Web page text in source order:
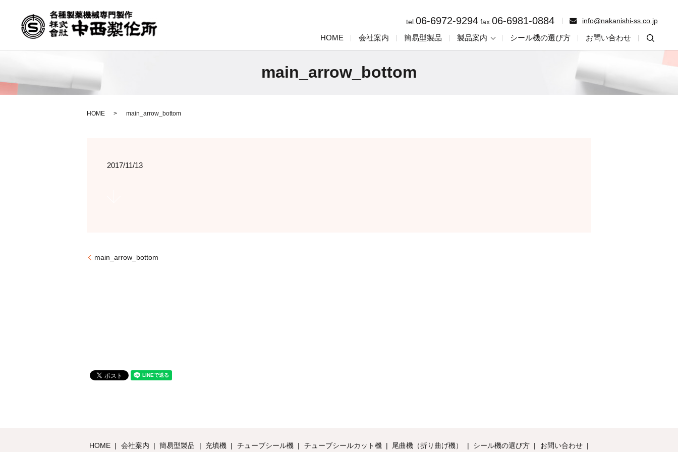
tel. 06-6972-9294fax. 06-6981-0884 info@nakanishi-ss.co.jp
HOME 会社案内 簡易型製品 製品案内 シール機の選び方 お問い合わせ
main_arrow_bottom
HOME main_arrow_bottom
2017/11/13
main_arrow_bottom
HOME 会社案内 簡易型製品 充填機 チューブシール機 チューブシールカット機 尾曲機（折り曲げ機） シール機の選び方 お問い合わせ